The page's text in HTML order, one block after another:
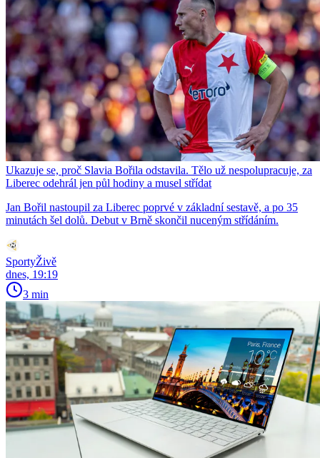
Ukazuje se, proč Slavia Bořila odstavila. Tělo už nespolupracuje, za
Liberec odehrál jen půl hodiny a musel střídat
Jan Bořil nastoupil za Liberec poprvé v základní sestavě, a po 35
minutách šel dolů. Debut v Brně skončil nuceným střídáním.
SportyŽivě
dnes, 19:19
3 min